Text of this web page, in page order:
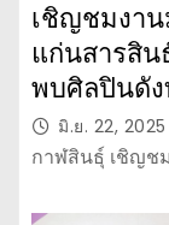
เชิญชมงาน
แก่นสารสิน
พบศิลปินดั
มิ.ย. 22, 2025
กาฬสินธุ์ เชิญช